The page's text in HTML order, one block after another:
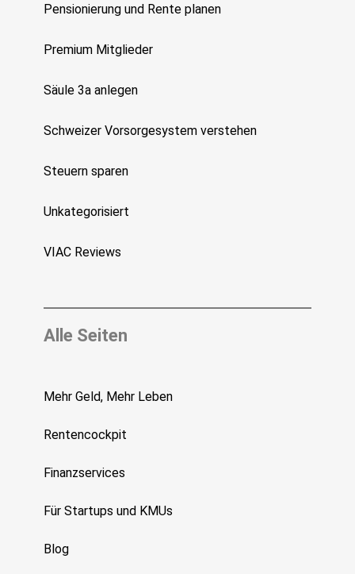
Pensionierung und Rente planen
Premium Mitglieder
Säule 3a anlegen
Schweizer Vorsorgesystem verstehen
Steuern sparen
Unkategorisiert
VIAC Reviews
Alle Seiten
Mehr Geld, Mehr Leben
Rentencockpit
Finanzservices
Für Startups und KMUs
Blog